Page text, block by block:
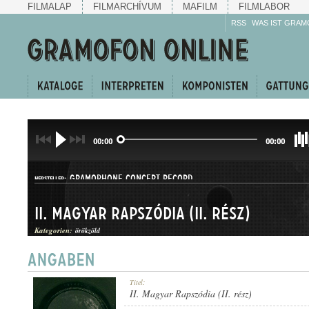
FILMALAP FILMARCHÍVUM MAFILM FILMLABOR
RSS WAS IST
00:00 00:00
HERSTELLER: GRAMOPHONE CONCERT RECORD
PLATTENAUFNAHME: G. C.-70444
II. Magyar Rapszódia (II. rész)
Kategorien: örökzöld
Titel:
II. Magyar Rapszódia (II. rész)